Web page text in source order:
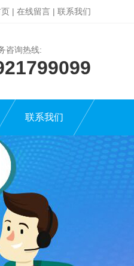
| 在线留言 | 联系我们
咨询热线:
联系我们